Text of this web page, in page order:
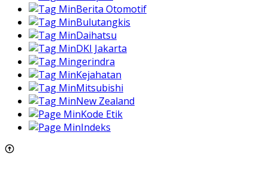
Berita Otomotif
Bulutangkis
Daihatsu
DKI Jakarta
gerindra
Kejahatan
Mitsubishi
New Zealand
Kode Etik
Indeks